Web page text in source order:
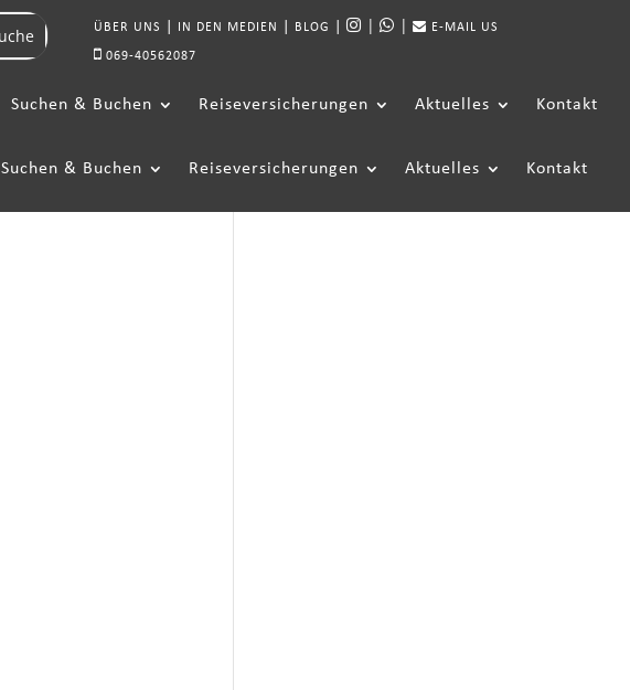
ÜBER UNS IN DEN MEDIEN BLOG | | E-MAIL US
069-40562087
Suchen & Buchen Reiseversicherungen Aktuelles Kontakt
Suchen & Buchen Reiseversicherungen Aktuelles Kontakt